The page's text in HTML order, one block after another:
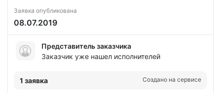
Заявка опубликована
08.07.2019
Представитель заказчика
Заказчик уже нашел исполнителей
1 заявка Создано на сервисе